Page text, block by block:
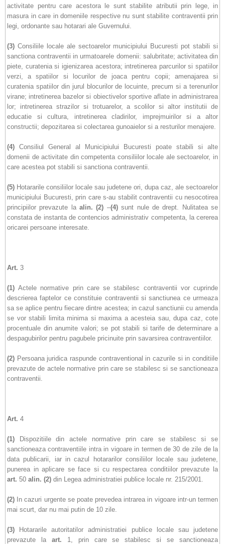
activitate pentru care acestora le sunt stabilite atributii prin lege, in
masura in care in domeniile respective nu sunt stabilite contraventii prin
legi, ordonante sau hotarari ale Guvernului.
(3) Consiliile locale ale sectoarelor municipiului Bucuresti pot stabili si
sanctiona contraventii in urmatoarele domenii: salubritate; activitatea din
piete, curatenia si igienizarea acestora; intretinerea parcurilor si spatiilor
verzi, a spatiilor si locurilor de joaca pentru copii; amenajarea si
curatenia spatiilor din jurul blocurilor de locuinte, precum si a terenurilor
virane; intretinerea bazelor si obiectivelor sportive aflate in administrarea
lor; intretinerea strazilor si trotuarelor, a scolilor si altor institutii de
educatie si cultura, intretinerea cladirilor, imprejmuirilor si a altor
constructii; depozitarea si colectarea gunoaielor si a resturilor menajere.
(4) Consiliul General al Municipiului Bucuresti poate stabili si alte
domenii de activitate din competenta consiliilor locale ale sectoarelor, in
care acestea pot stabili si sanctiona contraventii.
(5) Hotararile consiliilor locale sau judetene ori, dupa caz, ale sectoarelor
municipiului Bucuresti, prin care s-au stabilit contraventii cu nesocotirea
principiilor prevazute laalin. (2) –(4)sunt nule de drept. Nulitatea se
constata de instanta de contencios administrativ competenta, la cererea
oricarei persoane interesate.
Art. 3
(1)Actele normative prin care se stabilesc contraventii vor cuprinde
descrierea faptelor ce constituie contraventii si sanctiunea ce urmeaza
sa se aplice pentru fiecare dintre acestea; in cazul sanctiunii cu amenda
se vor stabili limita minima si maxima a acesteia sau, dupa caz, cote
procentuale din anumite valori; se pot stabili si tarife de determinare a
despagubirilor pentru pagubele pricinuite prin savarsirea contraventiilor.
(2) Persoana juridica raspunde contraventional in cazurile si in conditiile
prevazute de actele normative prin care se stabilesc si se sanctioneaza
contraventii.
Art. 4
(1)
Dispozitiile din actele normative prin care se stabilesc si se
sanctioneaza contraventiile intra in vigoare in termen de 30 de zile de la
data publicarii, iar in cazul hotararilor consiliilor locale sau judetene,
punerea in aplicare se face si cu respectarea conditiilor prevazute la
art. 50 alin. (2) din Legea administratiei publice locale nr. 215/2001.
(2) In cazuri urgente se poate prevedea intrarea in vigoare intr-un termen
mai scurt, dar nu mai putin de 10 zile.
(3)
Hotararile autoritatilor administratiei publice locale sau judetene
prevazute la art. 1, prin care se stabilesc si se sanctioneaza